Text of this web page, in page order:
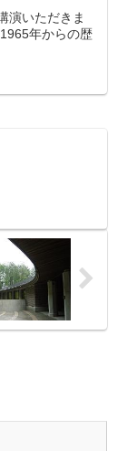
演いただきま
年からの歴